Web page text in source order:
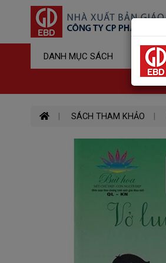
DANH MỤC SÁCH
SÁCH THAM KHẢO